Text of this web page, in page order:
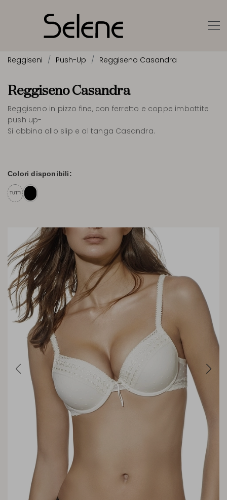
Reggiseni Push-Up Reggiseno Casandra
Reggiseno Casandra
Reggiseno in pizzo fine, con ferretto e coppe imbottite
push up-
Si abbina allo slip e al tanga Casandra.
Colori disponibili:
TUTTI